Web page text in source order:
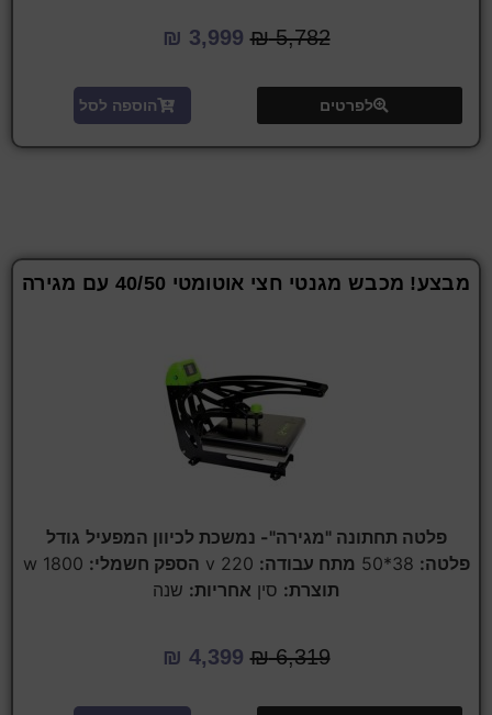
₪5,782
₪ 3,999
לפרטים הוספה לסל
מבצע! מכבש מגנטי חצי אוטומטי 40/50 עם מגירה
פלטה תחתונה "מגירה"- נמשכת לכיוון המפעיל גודל
פלטה:
מתח עבודה: הספק חשמלי:
תוצרת: סין אחריות: שנה
₪6,319
₪ 4,399